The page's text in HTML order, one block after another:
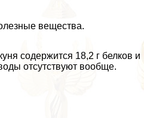
вещества.
содержится 18,2 г белков и
отсутствуют вообще.